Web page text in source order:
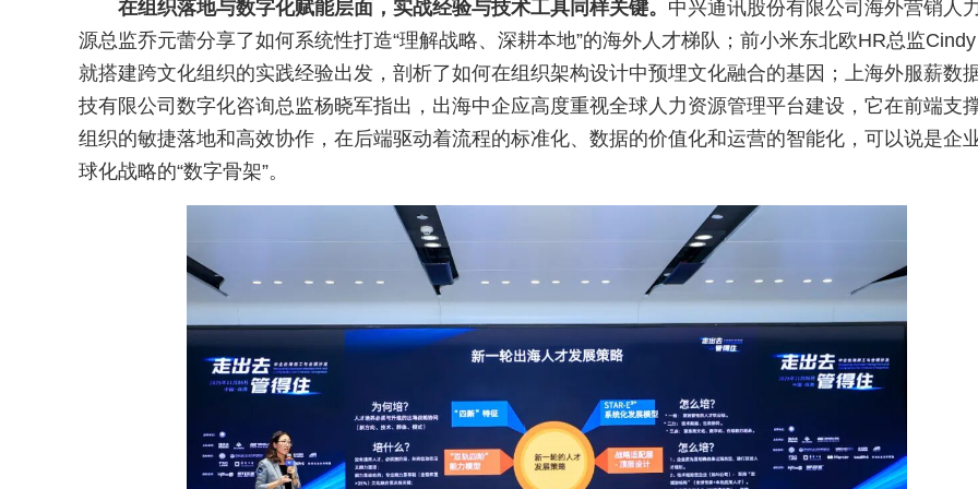
在组织落地与数字化赋能层面，实战经验与技术工具同样关键。 中兴通讯股份有限公司海外营销人
源总监乔元蕾分享了如何系统性打造“理解战略、深耕本地”的海外人才梯队；前小米东北欧HR总监
就搭建跨文化组织的实践经验出发，剖析了如何在组织架构设计中预埋文化融合的基因；上海外服薪数
技有限公司数字化咨询总监杨晓军指出，出海中企应高度重视全球人力资源管理平台建设，它在前端支
组织的敏捷落地和高效协作，在后端驱动着流程的标准化、数据的价值化和运营的智能化，可以说是企
球化战略的“数字骨架”。